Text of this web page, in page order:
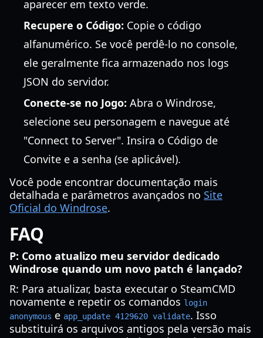
aparecer em texto verde.
Recupere o Código: Copie o código
alfanumérico. Se você perdê-lo no console,
ele geralmente fica armazenado nos logs
JSON do servidor.
Conecte-se no Jogo: Abra o Windrose,
selecione seu personagem e navegue até
"Connect to Server". Insira o Código de
Convite e a senha (se aplicável).
Você pode encontrar documentação mais
detalhada e parâmetros avançados no Site
Oficial do Windrose.
FAQ
P: Como atualizo meu servidor dedicado
Windrose quando um novo patch é lançado?
R: Para atualizar, basta executar o SteamCMD
novamente e repetir os comandos login
anonymous e app_update 4129620 validate. Isso
substituirá os arquivos antigos pela versão mais